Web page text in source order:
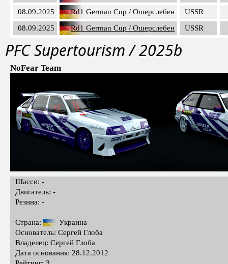
08.09.2025
Rd1 German Cup / Ошерслебен USSR
08.09.2025
Rd1 German Cup / Ошерслебен USSR
PFC Supertourism / 2025b
NoFear Team
Шасси: -
Двигатель: -
Резина: -
Страна:
Украина
Основатель: Сергей Глоба
Владелец: Сергей Глоба
Дата основания: 28.12.2012